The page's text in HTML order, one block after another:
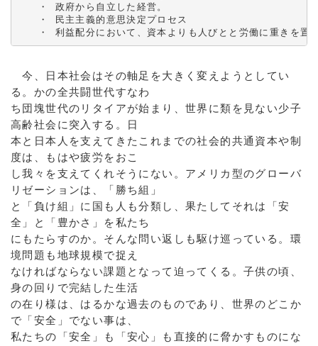
   ・ 政府から自立した経営。
   ・ 民主主義的意思決定プロセス
・ 利益配分において、資本よりも人びとと労働に重きを置
今、日本社会はその軸足を大きく変えようとしてい
る。かの全共闘世代すなわ
ち団塊世代のリタイアが始まり、世界に類を見ない少子
高齢社会に突入する。日
本と日本人を支えてきたこれまでの社会的共通資本や制
度は、もはや疲労をおこ
し我々を支えてくれそうにない。アメリカ型のグローバ
リゼーションは、「勝ち組」
と「負け組」に国も人も分類し、果たしてそれは「安
全」と「豊かさ」を私たち
にもたらすのか。そんな問い返しも駆け巡っている。環
境問題も地球規模で捉え
なければならない課題となって迫ってくる。子供の頃、
身の回りで完結した生活
の在り様は、はるかな過去のものであり、世界のどこか
で「安全」でない事は、
私たちの「安全」も「安心」も直接的に脅かすものにな